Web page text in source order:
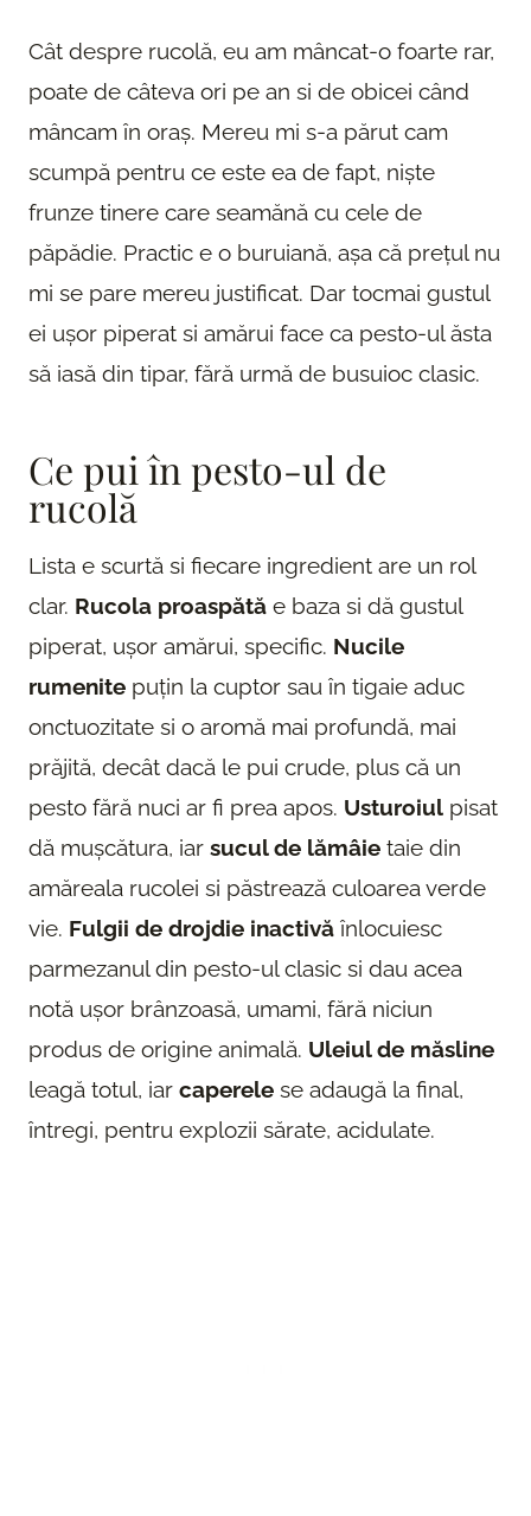
Cât despre rucolă, eu am mâncat-o foarte rar,
poate de câteva ori pe an si de obicei când
mâncam în oraș. Mereu mi s-a părut cam
scumpă pentru ce este ea de fapt, niște
frunze tinere care seamănă cu cele de
păpădie. Practic e o buruiană, așa că prețul nu
mi se pare mereu justificat. Dar tocmai gustul
ei ușor piperat si amărui face ca pesto-ul ăsta
să iasă din tipar, fără urmă de busuioc clasic.
Ce pui în pesto-ul de
rucolă
Lista e scurtă si fiecare ingredient are un rol
clar. Rucola proaspătă e baza si dă gustul
piperat, ușor amărui, specific. Nucile
rumenite puțin la cuptor sau în tigaie aduc
onctuozitate si o aromă mai profundă, mai
prăjită, decât dacă le pui crude, plus că un
pesto fără nuci ar fi prea apos. Usturoiul pisat
dă mușcătura, iar sucul de lămâie taie din
amăreala rucolei si păstrează culoarea verde
vie. Fulgii de drojdie inactivă înlocuiesc
parmezanul din pesto-ul clasic si dau acea
notă ușor brânzoasă, umami, fără niciun
produs de origine animală. Uleiul de măsline
leagă totul, iar caperele se adaugă la final,
întregi, pentru explozii sărate, acidulate.